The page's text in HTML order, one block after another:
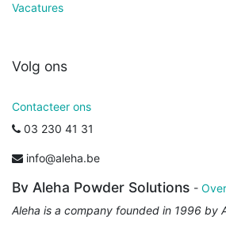
Vacatures
Volg ons
Contacteer ons
03 230 41 31
info@aleha.be
Bv Aleha Powder Solutions -
Aleha is a company founded in 1996 by